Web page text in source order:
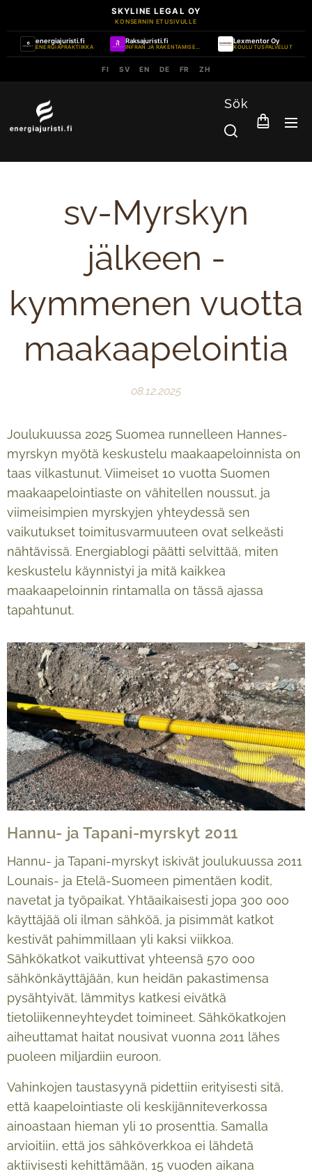
SKYLINE LEGAL OY
KONSERNIN ETUSIVULLE
energiajuristi.fi
ENERGIAPRAKTIIKKA
Raksajuristi.fi
INFRAN JA RAKENTAMISEN PRAKTIIKKA
Lexmentor Oy
KOULUTUSPALVELUT
FI SV EN DE FR ZH
Sök
sv-Myrskyn
jälkeen -
kymmenen vuotta
maakaapelointia
08.12.2025
Joulukuussa 2025 Suomea runnelleen Hannes-
myrskyn myötä keskustelu maakaapeloinnista on
taas vilkastunut. Viimeiset 10 vuotta Suomen
maakaapelointiaste on vähitellen noussut, ja
viimeisimpien myrskyjen yhteydessä sen
vaikutukset toimitusvarmuuteen ovat selkeästi
nähtävissä. Energiablogi päätti selvittää, miten
keskustelu käynnistyi ja mitä kaikkea
maakaapeloinnin rintamalla on tässä ajassa
tapahtunut.
Hannu- ja Tapani-myrskyt 2011
Hannu- ja Tapani-myrskyt iskivät joulukuussa 2011
Lounais- ja Etelä-Suomeen pimentäen kodit,
navetat ja työpaikat. Yhtäaikaisesti jopa 300 000
käyttäjää oli ilman sähköä, ja pisimmät katkot
kestivät pahimmillaan yli kaksi viikkoa.
Sähkökatkot vaikuttivat yhteensä 570 000
sähkönkäyttäjään, kun heidän pakastimensa
pysähtyivät, lämmitys katkesi eivätkä
tietoliikenneyhteydet toimineet. Sähkökatkojen
aiheuttamat haitat nousivat vuonna 2011 lähes
puoleen miljardiin euroon.
Vahinkojen taustasyynä pidettiin erityisesti sitä,
että kaapelointiaste oli keskijänniteverkossa
ainoastaan hieman yli 10 prosenttia. Samalla
arvioitiin, että jos sähköverkkoa ei lähdetä
aktiivisesti kehittämään, 15 vuoden aikana